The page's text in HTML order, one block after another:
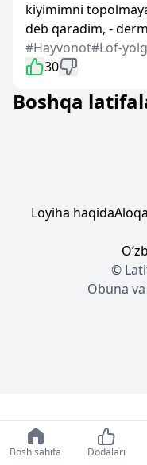
kiyimimni
deb qaradim, -
#Hayvonot#Lof-
30
Boshqa
Loyiha haqidaAloqa
©
Obuna va
Bosh sahifa Dodalari